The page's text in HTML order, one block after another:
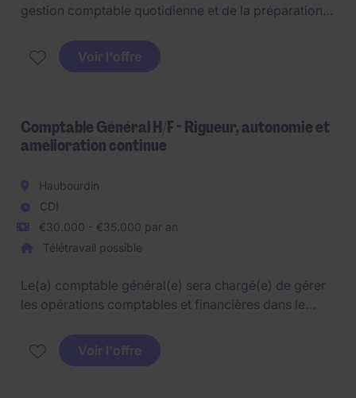
gestion comptable quotidienne et de la préparation
nécessite une expertise en comptabilité et finance.
Voir l'offre
Comptable Général H/F - Rigueur, autonomie et
amélioration continue
Haubourdin
CDI
€30.000 - €35.000 par an
Télétravail possible
Le(a) comptable général(e) sera chargé(e) de gérer
les opérations comptables et financières dans le
poste basé sur le secteur d'Haubourdin nécessite
des compétences solides en comptabilité.
Voir l'offre